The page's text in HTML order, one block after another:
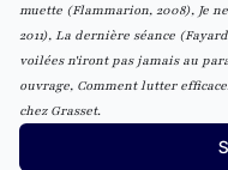
muette (Flammarion, 2008), Je
2011), La dernière séance
voilées n'iront pas jamais au
ouvrage, Comment lutter
chez Grasset.